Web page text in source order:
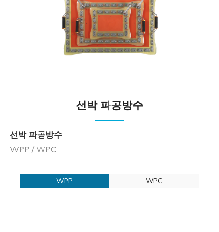
선박 파공방수
선박 파공방수
WPP / WPC
WPP WPC